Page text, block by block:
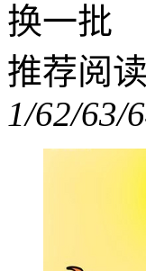
换一批
推荐阅读
1/62/63/6